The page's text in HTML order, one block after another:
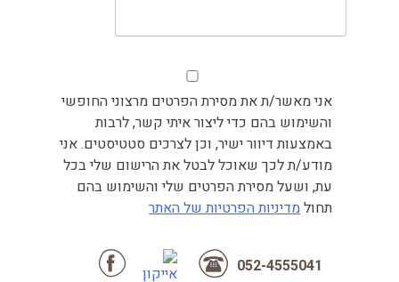
אני מאשר/ת את מסירת הפרטים מרצוני החופשי
והשימוש בהם כדי ליצור איתי קשר, לרבות
באמצעות דיוור ישיר, וכן לצרכים סטטיסטים. אני
מודע/ת לכך שאוכל לבטל את הרישום שלי בכל
עת, ושעל מסירת הפרטים שלי והשימוש בהם
תחולמדיניות הפרטיות של האתר
052-4555041